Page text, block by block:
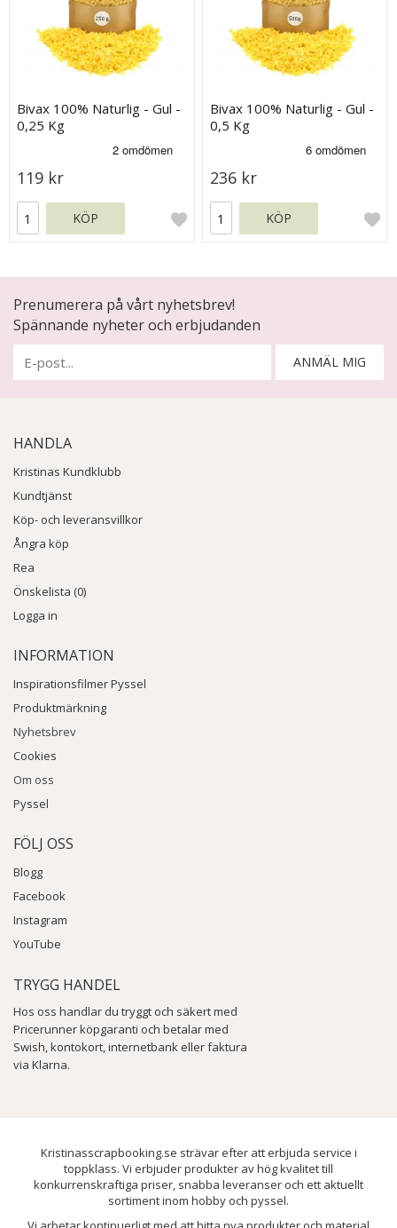
Bivax 100% Naturlig - Gul -
0,25 Kg
119 kr
KÖP
Bivax 100% Naturlig - Gul -
0,5 Kg
236 kr
KÖP
Prenumerera på vårt nyhetsbrev!
Spännande nyheter och erbjudanden
ANMÄL MIG
HANDLA
Kristinas Kundklubb
Kundtjänst
Köp- och leveransvillkor
Ångra köp
Rea
Önskelista (0)
Logga in
INFORMATION
Inspirationsfilmer Pyssel
Produktmärkning
Nyhetsbrev
Cookies
Om oss
Pyssel
FÖLJ OSS
Blogg
Facebook
Instagram
YouTube
TRYGG HANDEL
Hos oss handlar du tryggt och säkert med
Pricerunner köpgaranti och betalar med
Swish, kontokort, internetbank eller faktura
via Klarna.
Kristinasscrapbooking.se strävar efter att erbjuda service i
toppklass. Vi erbjuder produkter av hög kvalitet till
konkurrenskraftiga priser, snabba leveranser och ett aktuellt
sortiment inom hobby och pyssel.